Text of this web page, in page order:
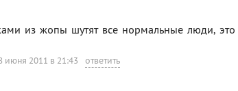
из жопы шутят все нормальные люди,
июня 2011 в 21:43 ответить